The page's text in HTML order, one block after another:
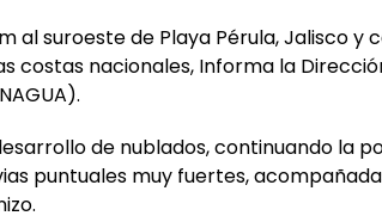
al suroeste de Playa Pérula, Jalisco y
costas nacionales, Informa la
de nublados, continuando la
puntuales muy fuertes,